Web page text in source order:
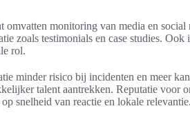
omvatten monitoring van media en social
zoals testimonials en case studies. Ook
rol.
minder risico bij incidenten en meer
talent aantrekken. Reputatie voor
snelheid van reactie en lokale relevantie.